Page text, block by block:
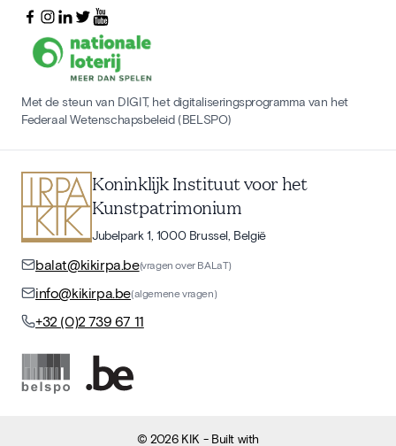
Met de steun van DIGIT, het digitaliseringsprogramma van het
Federaal Wetenschapsbeleid (BELSPO)
Koninklijk Instituut voor het
Kunstpatrimonium
Jubelpark 1, 1000 Brussel, België
balat@kikirpa.be(vragen over BALaT)
info@kikirpa.be(algemene vragen)
+32 (0)2 739 67 11
©2026 KIK - Built with